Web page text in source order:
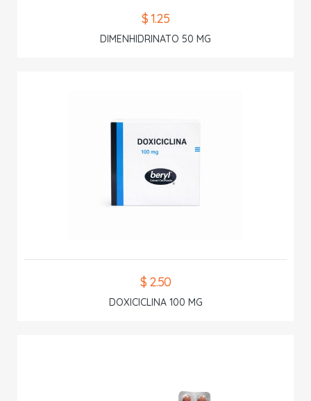
$ 1.25
DIMENHIDRINATO 50 MG
$ 2.50
DOXICICLINA 100 MG